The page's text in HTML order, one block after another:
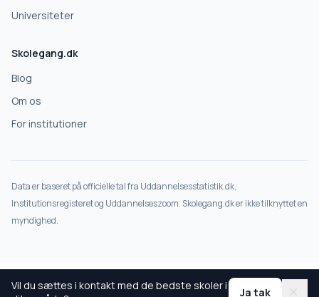
Universiteter
Skolegang.dk
Blog
Om os
For institutioner
Data er baseret på officielle tal fra Uddannelsesstatistik.dk,
Institutionsregisteret og Uddannelseszoom. Skolegang.dk er ikke tilknyttet en
myndighed.
Vil du sættes i kontakt med de bedste skoler i
Ja tak